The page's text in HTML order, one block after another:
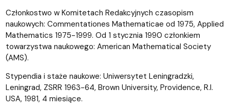
Członkostwo w Komitetach Redakcyjnych czasopism
naukowych: Commentationes Mathematicae od 1975, Applied
Mathematics 1975-1999. Od 1 stycznia 1990 członkiem
towarzystwa naukowego: American Mathematical Society
(AMS).
Stypendia i staże naukowe: Uniwersytet Leningradzki,
Leningrad, ZSRR 1963-64, Brown University, Providence, R.I.
USA, 1981, 4 miesiące.